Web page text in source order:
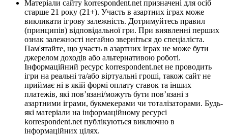
Матеріали сайту korrespondent.net призначені для осіб
старше 21 року (21+). Участь в азартних іграх може
викликати ігрову залежність. Дотримуйтесь правил
(принципів) відповідальної гри. При виявленні перших
ознак залежності негайно зверніться до спеціаліста.
Пам'ятайте, що участь в азартних іграх не може бути
джерелом доходів або альтернативою роботі.
Інформаційний ресурс korrespondent.net не проводить
ігри на реальні та/або віртуальні гроші, також сайт не
приймає ні в якій формі оплату ставок та інших
платежів, які пов’язані/можуть бути пов’язані з
азартними іграми, букмекерами чи тоталізаторами. Будь-
які матеріали на інформаційному ресурсі
korrespondent.net публікуються виключно в
інформаційних цілях.